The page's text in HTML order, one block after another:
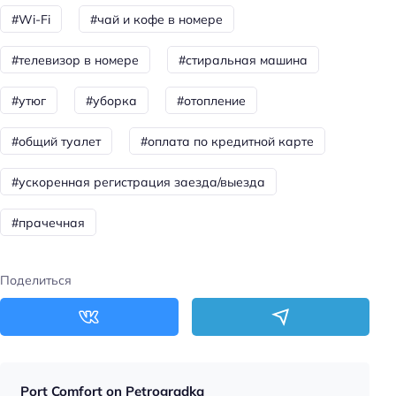
Спорт: волейбол
Спорт: дайвинг
Тип бассейна: открытый
Тип бассейна: бесконечный бассейн
Для семей
Детские ТВ каналы
Детский бассейн
Пляжный отдых
Шезлонги
#Wi-Fi #чай и кофе в номере
#телевизор в номере #стиральная машина
#утюг #уборка #отопление
#общий туалет #оплата по кредитной карте
#ускоренная регистрация заезда/выезда
#прачечная
Поделиться
Port Comfort on Petrogradka